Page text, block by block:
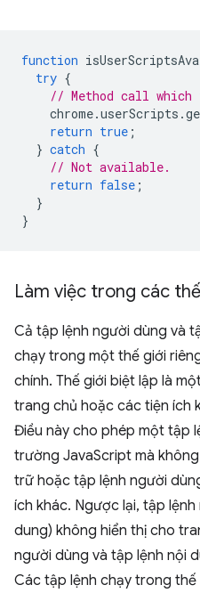
function
try {
// Method call
chrome.userScripts .
return true ;
} catch {
// Not available.
return false ;
}
}
Làm việc trong các
Cả tập lệnh người dùng và
chạy trong một thế giới
chính. Thế giới biệt lập là
trang chủ hoặc các tiện ích
Điều này cho phép một tập
trường JavaScript mà
trữ hoặc tập lệnh người
ích khác. Ngược lại, tập
dung) không hiển thị cho
người dùng và tập lệnh nội
Các tập lệnh chạy trong